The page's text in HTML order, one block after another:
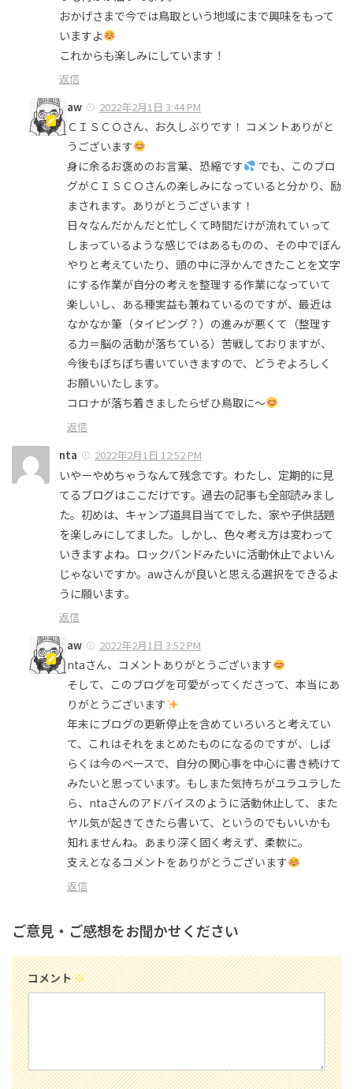
おかげさまで今では鳥取という地域にまで興味をもって
いますよ
これからも楽しみにしています！
返信
aw
2022年2月1日 3:44 PM
ＣＩＳＣＯさん、お久しぶりです！ コメントありがと
うございます
身に余るお褒めのお言葉、恐縮です
でも、このブロ
グがＣＩＳＣＯさんの楽しみになっていると分かり、励
まされます。ありがとうございます！
日々なんだかんだと忙しくて時間だけが流れていって
しまっているような感じではあるものの、その中でぼん
やりと考えていたり、頭の中に浮かんできたことを文字
にする作業が自分の考えを整理する作業になっていて
楽しいし、ある種実益も兼ねているのですが、最近は
なかなか筆（タイピング？）の進みが悪くて（整理す
る力＝脳の活動が落ちている）苦戦しておりますが、
今後もぼちぼち書いていきますので、どうぞよろしく
お願いいたします。
コロナが落ち着きましたらぜひ鳥取に〜
返信
nta
2022年2月1日 12:52 PM
いやーやめちゃうなんて残念です。わたし、定期的に見
てるブログはここだけです。過去の記事も全部読みまし
た。初めは、キャンプ道具目当てでした、家や子供話題
を楽しみにしてました。しかし、色々考え方は変わって
いきますよね。ロックバンドみたいに活動休止でよいん
じゃないですか。awさんが良いと思える選択をできるよ
うに願います。
返信
aw
2022年2月1日 3:52 PM
ntaさん、コメントありがとうございます
そして、このブログを可愛がってくださって、本当にあ
りがとうございます
年末にブログの更新停止を含めていろいろと考えてい
て、これはそれをまとめたものになるのですが、しば
らくは今のペースで、自分の関心事を中心に書き続けて
みたいと思っています。もしまた気持ちがユラユラした
ら、ntaさんのアドバイスのように活動休止して、また
ヤル気が起きてきたら書いて、というのでもいいかも
知れませんね。あまり深く固く考えず、柔軟に。
支えとなるコメントをありがとうございます
返信
ご意見・ご感想をお聞かせください
コメント※